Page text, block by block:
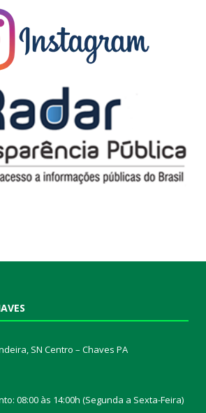
SN Centro – Chaves PA
08:00 às 14:00h (Segunda a Sexta-Feira)